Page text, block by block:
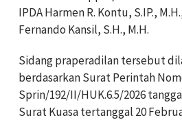
IPDA Harmen R. Kontu, S.IP.,
Fernando Kansil, S.H., M.H.
Sidang praperadilan tersebut
berdasarkan Surat Perintah
Sprin/192/II/HUK.6.5/2026
Surat Kuasa tertanggal 20